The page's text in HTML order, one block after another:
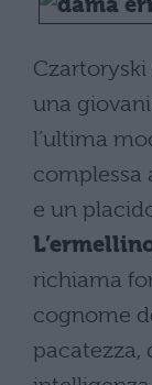
una
l’ultima
complessa
e un
richiama
cognome
pacatezza,